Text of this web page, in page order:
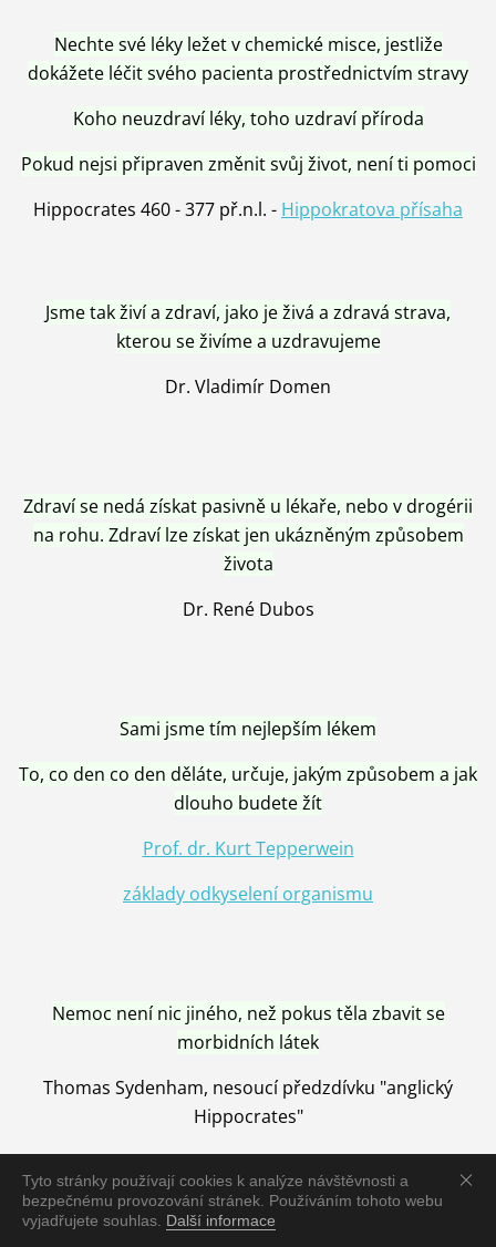
Tyto stránky používají cookies k analýze návštěvnosti a
bezpečnému provozování stránek. Používáním tohoto webu
vyjadřujete souhlas. Další informace
Nechte své léky ležet v chemické misce, jestliže
dokážete léčit svého pacienta prostřednictvím stravy
Koho neuzdraví léky, toho uzdraví příroda
Pokud nejsi připraven změnit svůj život, není ti pomoci
Hippocrates 460 - 377 př.n.l. - Hippokratova přísaha
Jsme tak živí a zdraví, jako je živá a zdravá strava,
kterou se živíme a uzdravujeme
Dr. Vladimír Domen
Zdraví se nedá získat pasivně u lékaře, nebo v drogérii
na rohu. Zdraví lze získat jen ukázněným způsobem
života
Dr. René Dubos
Sami jsme tím nejlepším lékem
To, co den co den děláte, určuje, jakým způsobem a jak
dlouho budete žít
Prof. dr. Kurt Tepperwein
základy odkyselení organismu
Nemoc není nic jiného, než pokus těla zbavit se
morbidních látek
Thomas Sydenham, nesoucí předzdívku "anglický
Hippocrates"
Nemoc je vyléčena jen pomocí Přírody, neutralizací a